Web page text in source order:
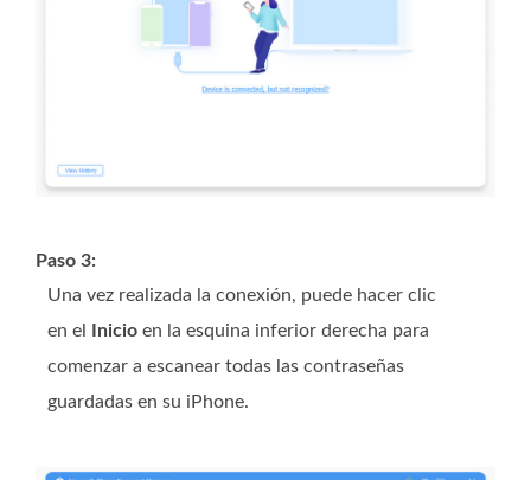
Paso 3:
Una vez realizada la conexión, puede hacer clic
en el
Inicio en la esquina inferior derecha para
comenzar a escanear todas las contraseñas
guardadas en su iPhone.